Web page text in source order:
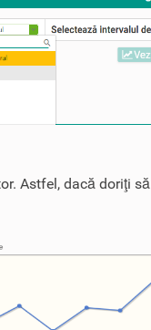
Astfel, dacă doriţi